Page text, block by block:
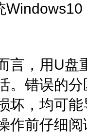
Windows10
言，用U盘
。错误的
坏，均可
作前仔细